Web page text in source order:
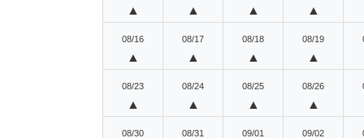
▲ ▲ ▲ ▲
08/16
▲
08/17
▲
08/18
▲
08/19
▲
08/23
▲
08/24
▲
08/25
▲
08/26
▲
08/30 08/31 09/01 09/02